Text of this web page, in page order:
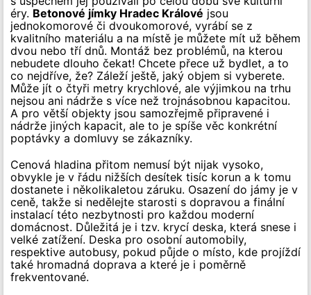
éry. Betonové jímky Hradec Králové jsou
jednokomorové či dvoukomorové, vyrábí se z
kvalitního materiálu a na místě je můžete mít už během
dvou nebo tří dnů. Montáž bez problémů, na kterou
nebudete dlouho čekat! Chcete přece už bydlet, a to
co nejdříve, že? Záleží ještě, jaký objem si vyberete.
Může jít o čtyři metry krychlové, ale výjimkou na trhu
nejsou ani nádrže s více než trojnásobnou kapacitou.
A pro větší objekty jsou samozřejmě připravené i
nádrže jiných kapacit, ale to je spíše věc konkrétní
poptávky a domluvy se zákazníky.
Cenová hladina přitom nemusí být nijak vysoko,
obvykle je v řádu nižších desítek tisíc korun a k tomu
dostanete i několikaletou záruku. Osazení do jámy je v
ceně, takže si nedělejte starosti s dopravou a finální
instalací této nezbytnosti pro každou moderní
domácnost. Důležitá je i tzv. krycí deska, která snese i
velké zatížení. Deska pro osobní automobily,
respektive autobusy, pokud půjde o místo, kde projíždí
také hromadná doprava a které je i poměrně
frekventované.